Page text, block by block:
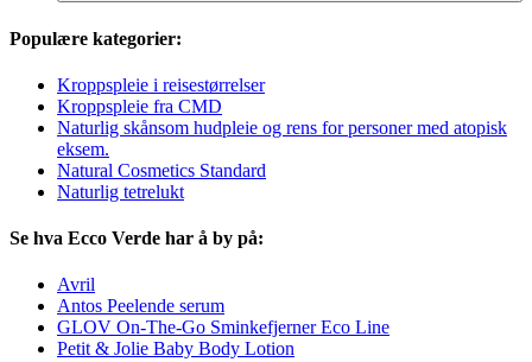
Populære kategorier:
Kroppspleie i reisestørrelser
Kroppspleie fra CMD
Naturlig skånsom hudpleie og rens for personer med atopisk
eksem.
Natural Cosmetics Standard
Naturlig tetrelukt
Se hva Ecco Verde har å by på:
Avril
Antos Peelende serum
GLOV On-The-Go Sminkefjerner Eco Line
Petit & Jolie Baby Body Lotion